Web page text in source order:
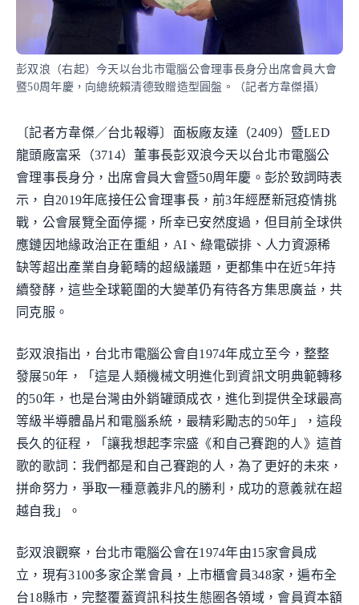
彭双浪（右起）今天以台北市電腦公會理事長身分出席會員大會
暨50周年慶，向總統賴清德致贈造型圓盤。（記者方韋傑攝）
〔記者方韋傑／台北報導〕面板廠友達（2409）暨LED
龍頭廠富采（3714）董事長彭双浪今天以台北市電腦公
會理事長身分，出席會員大會暨50周年慶。彭於致詞時表
示，自2019年底接任公會理事長，前3年經歷新冠疫情挑
戰，公會展覽全面停擺，所幸已安然度過，但目前全球供
應鏈因地緣政治正在重組，AI、綠電碳排、人力資源稀
缺等超出產業自身範疇的超級議題，更都集中在近5年持
續發酵，這些全球範圍的大變革仍有待各方集思廣益，共
同克服。
彭双浪指出，台北市電腦公會自1974年成立至今，整整
發展50年，「這是人類機械文明進化到資訊文明典範轉移
的50年，也是台灣由外銷罐頭成衣，進化到提供全球最高
等級半導體晶片和電腦系統，最精彩勵志的50年」，這段
長久的征程，「讓我想起李宗盛《和自己賽跑的人》這首
歌的歌詞：我們都是和自己賽跑的人，為了更好的未來，
拼命努力，爭取一種意義非凡的勝利，成功的意義就在超
越自我」。
彭双浪觀察，台北市電腦公會在1974年由15家會員成
立，現有3100多家企業會員，上市櫃會員348家，遍布全
台18縣市，完整覆蓋資訊科技生態圈各領域，會員資本額